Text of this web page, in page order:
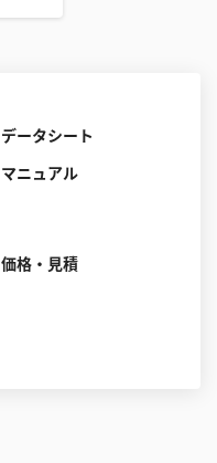
データシート
マニュアル
価格・見積